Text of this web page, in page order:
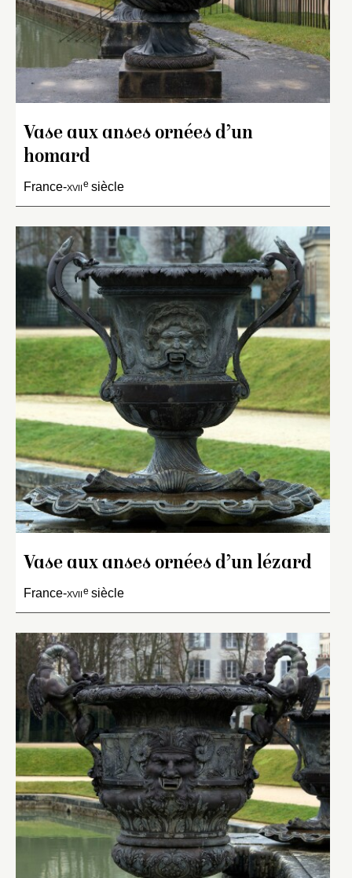
Vase aux anses ornées d’un
homard
France-xviie siècle
Vase aux anses ornées d’un lézard
France-xviie siècle